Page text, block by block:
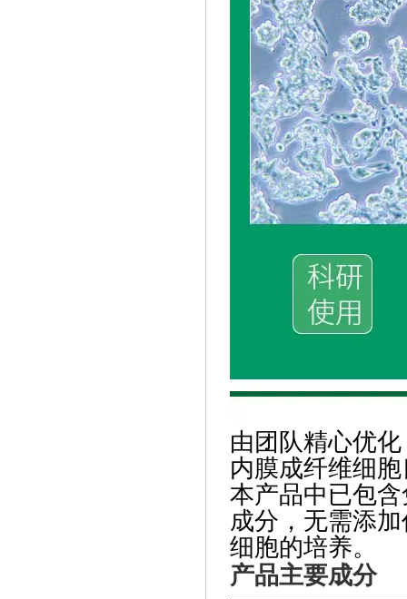
由团队精心优
内膜成纤维细
本产品中已包
成分，无需添
细胞的培养。
产品主要成分